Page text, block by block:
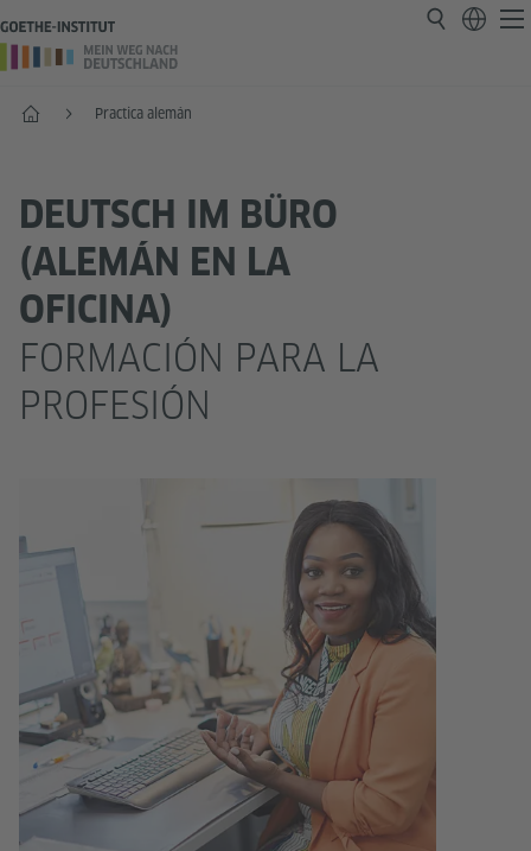
Inicio Practica alemán
DEUTSCH IM BÜRO
(ALEMÁN EN LA
OFICINA)
FORMACIÓN PARA LA
PROFESIÓN